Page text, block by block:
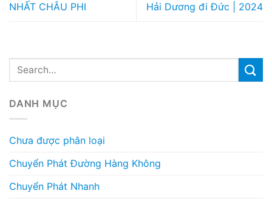
NHẤT CHÂU PHI
Hải Dương đi Đức | 2024
DANH MỤC
Chưa được phân loại
Chuyển Phát Đường Hàng Không
Chuyển Phát Nhanh